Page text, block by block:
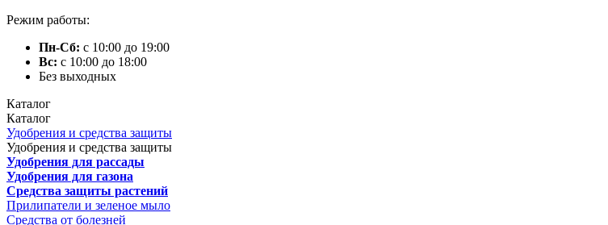
Режим работы:
Пн-Сб: с 10:00 до 19:00
Вс: с 10:00 до 18:00
Без выходных
Каталог
Каталог
Удобрения и средства защиты
Удобрения и средства защиты
Удобрения для рассады
Удобрения для газона
Средства защиты растений
Прилипатели и зеленое мыло
Средства от болезней